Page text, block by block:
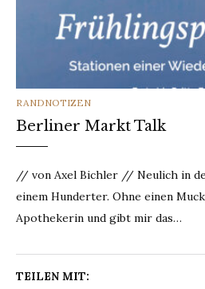
CATEGORIES
RANDNOTIZEN
Berliner Markt Talk
// von Axel Bichler // Neulich in
einem Hunderter. Ohne einen
Apothekerin und gibt mir das…
TEILEN MIT: